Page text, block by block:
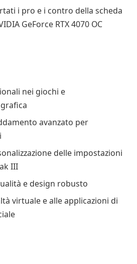
i pro e i contro della scheda
GeForce RTX 4070 OC
nei giochi e
avanzato per
delle impostazioni
III
e design robusto
virtuale e alle applicazioni di